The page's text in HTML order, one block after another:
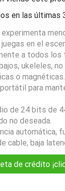
en las últimas
experimenta
en el
a todos
ukeleles,
o magnéticas.
para
de 24 bits de
no deseada.
automática,
cable, baja
de crédito